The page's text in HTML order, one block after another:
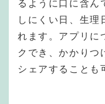
るように口に含ん
しにくい日、生理
れます。アプリに
クでき、かかりつ
シェアすることも